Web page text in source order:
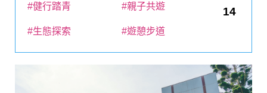
14
#健行踏青 #親子共遊
#生態探索 #遊憩步道